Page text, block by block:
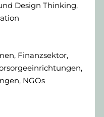
Design Thinking,
Finanzsektor,
NGOs